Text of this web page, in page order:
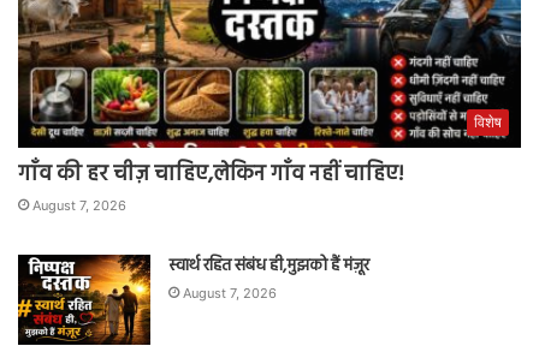
विशेष
गाँव की हर चीज़ चाहिए,लेकिन गाँव नहीं चाहिए!
August 7, 2026
स्वार्थ रहित संबंध ही,मुझको हैं मंज़ूर
August 7, 2026